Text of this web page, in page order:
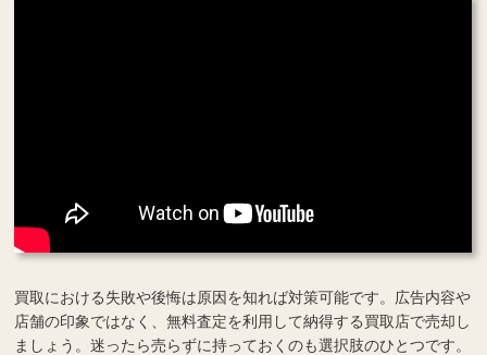
買取における失敗や後悔は原因を知れば対策可能です。広告内容や
店舗の印象ではなく、無料査定を利用して納得する買取店で売却し
ましょう。迷ったら売らずに持っておくのも選択肢のひとつです。